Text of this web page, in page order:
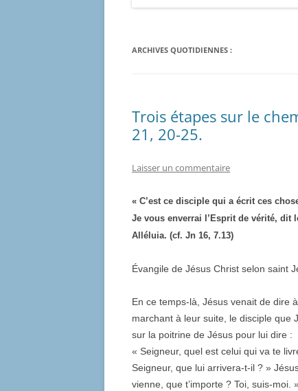
ARCHIVES QUOTIDIENNES :
Trois étapes sur le
21, 20-25.
Laisser un commentaire
« C’est ce disciple qui a écrit ces
Je vous enverrai l’Esprit de vérité,
Alléluia. (cf. Jn 16, 7.13)
Évangile de Jésus Christ selon saint
En ce temps-là, Jésus venait de dire
marchant à leur suite, le disciple que
sur la poitrine de Jésus pour lui dire :
« Seigneur, quel est celui qui va te
Seigneur, que lui arrivera-t-il ? »
vienne, que t’importe ? Toi, suis-